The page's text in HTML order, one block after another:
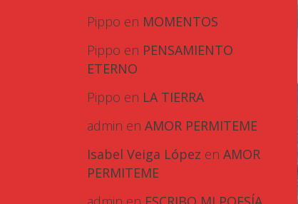
Pippo en MOMENTOS
Pippo en PENSAMIENTO
ETERNO
Pippo en LA TIERRA
admin en AMOR PERMITEME
Isabel Veiga López en AMOR
PERMITEME